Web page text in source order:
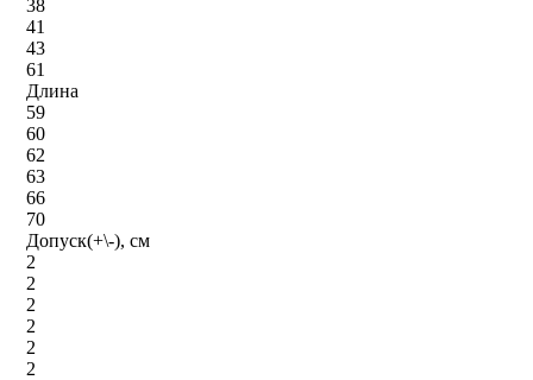
38
41
43
61
Длина
59
60
62
63
66
70
Допуск(+\-), см
2
2
2
2
2
2